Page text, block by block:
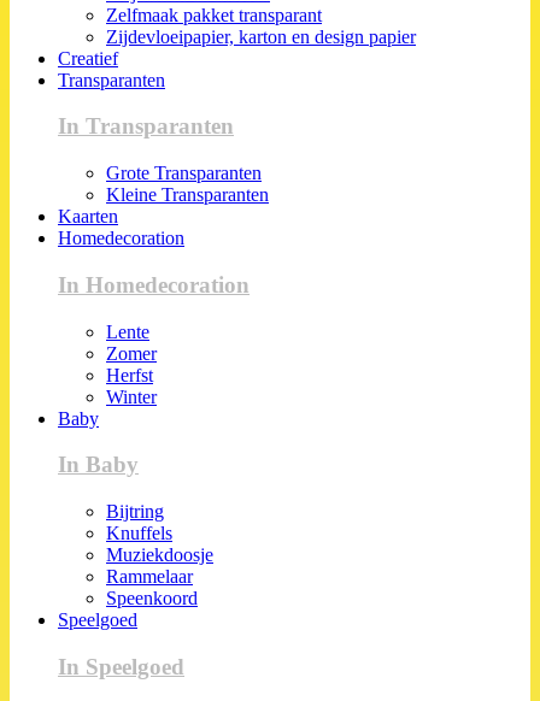
Zelfmaak pakket transparant
Zijdevloeipapier, karton en design papier
Creatief
Transparanten
In Transparanten
Grote Transparanten
Kleine Transparanten
Kaarten
Homedecoration
In Homedecoration
Lente
Zomer
Herfst
Winter
Baby
In Baby
Bijtring
Knuffels
Muziekdoosje
Rammelaar
Speenkoord
Speelgoed
In Speelgoed